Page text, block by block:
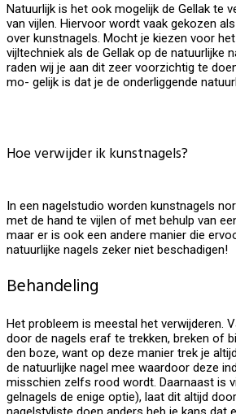
Natuurlijk is het ook mogelijk de Gellak te
van vijlen. Hiervoor wordt vaak gekozen
over kunstnagels. Mocht je kiezen voor
vijltechniek als de Gellak op de natuurlijke
raden wij je aan dit zeer voorzichtig te
mo- gelijk is dat je de onderliggende
Hoe verwijder ik kunstnagels?
In een nagelstudio worden kunstnagels
met de hand te vijlen of met behulp van
maar er is ook een andere manier die
natuurlijke nagels zeker niet beschadigen!
Behandeling
Het probleem is meestal het verwijderen.
door de nagels eraf te trekken, breken of
den boze, want op deze manier trek je
de natuurlijke nagel mee waardoor deze
misschien zelfs rood wordt. Daarnaast is
gelnagels de enige optie), laat dit altijd